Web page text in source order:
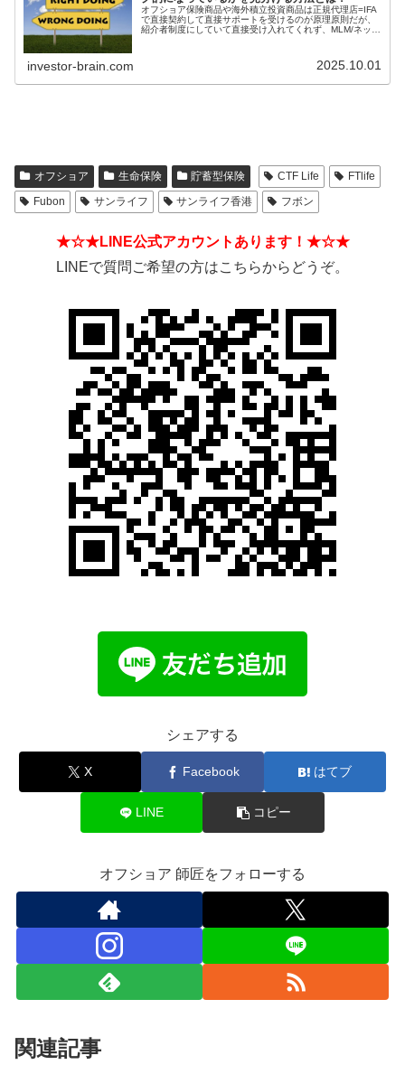
オフショア保険商品や海外積立投資商品は正規代理店=IFA
で直接契約して直接サポートを受けるのが原理原則だが、
紹介者制度にしていて直接受け入れてくれず、MLM/ネット
investor-brain.com 2025.10.01
オフショア 生命保険 貯蓄型保険 CTF Life
FTlife
Fubon
サンライフ サンライフ香港 フボン
★☆★LINE公式アカウントあります！★☆★
LINEで質問ご希望の方はこちらからどうぞ。
シェアする
X Facebook はてブ
LINE コピー
オフショア 師匠をフォローする
関連記事